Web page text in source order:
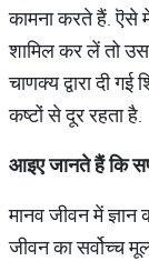
कामना करते हैं. ऎसे
शामिल कर लें तो
चाणक्य द्वारा दी
कष्टों से दूर रहता है.
आइएजानतेहैंकि
मानव जीवन में ज्ञान
जीवन का सर्वोच्च